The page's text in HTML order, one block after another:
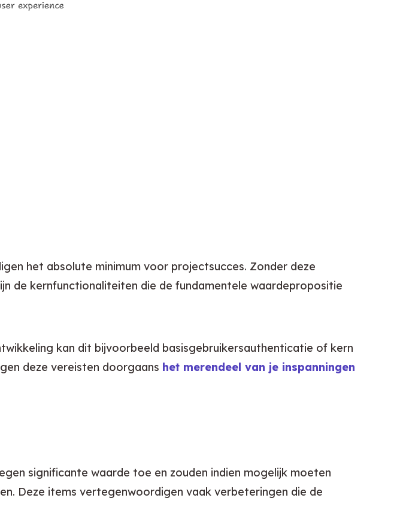
het absolute minimum voor projectsucces. Zonder deze
de kernfunctionaliteiten die de fundamentele waardepropositie
kan dit bijvoorbeeld basisgebruikersauthenticatie of kern
deze vereisten doorgaans het merendeel van je inspanningen
significante waarde toe en zouden indien mogelijk moeten
Deze items vertegenwoordigen vaak verbeteringen die de